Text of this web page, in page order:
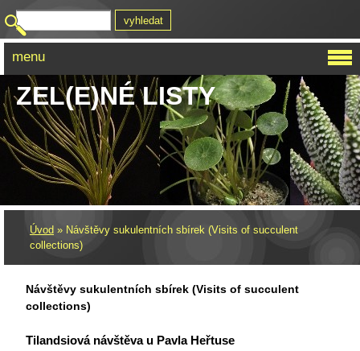
ZEL(E)NÉ LISTY
Úvod » Návštěvy sukulentních sbírek (Visits of succulent
collections)
Návštěvy sukulentních sbírek (Visits of succulent
collections)
Tilandsiová návštěva u Pavla Heřtuse
menu